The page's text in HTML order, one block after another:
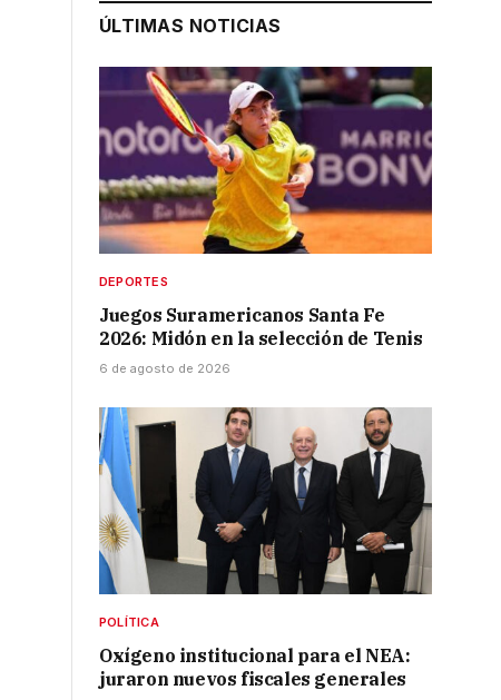
ÚLTIMAS NOTICIAS
DEPORTES
Juegos Suramericanos Santa Fe
2026: Midón en la selección de Tenis
6 de agosto de 2026
POLÍTICA
Oxígeno institucional para el NEA:
juraron nuevos fiscales generales